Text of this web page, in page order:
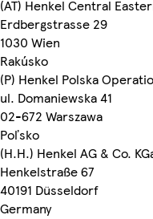
(AT) Henkel Central
Erdbergstrasse 29
1030 Wien
Rakúsko
(P) Henkel Polska
ul. Domaniewska 41
02-672 Warszawa
Poľsko
(H.H.) Henkel AG & Co.
Henkelstraße 67
40191 Düsseldorf
Germany